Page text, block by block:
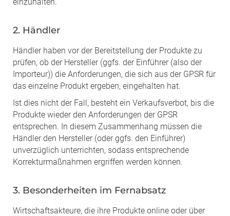
2. Händler
Händler haben vor der Bereitstellung der Produkte zu
prüfen, ob der Hersteller (ggfs. der Einführer (also der
Importeur)) die Anforderungen, die sich aus der GPSR für
das einzelne Produkt ergeben, eingehalten hat.
Ist dies nicht der Fall, besteht ein Verkaufsverbot, bis die
Produkte wieder den Anforderungen der GPSR
entsprechen. In diesem Zusammenhang müssen die
Händler den Hersteller (oder ggfs. den Einführer)
unverzüglich unterrichten, sodass entsprechende
Korrekturmaßnahmen ergriffen werden können.
3. Besonderheiten im Fernabsatz
Wirtschaftsakteure, die ihre Produkte online oder über